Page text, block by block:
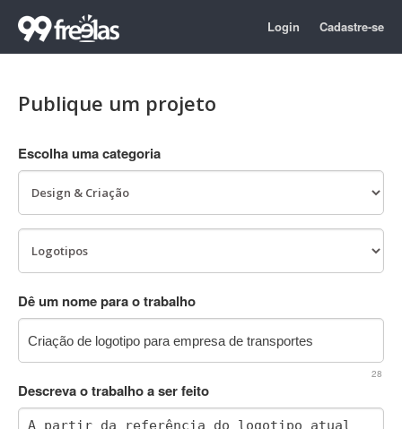
Login Cadastre-se
Publique um projeto
Escolha uma categoria
Dê um nome para o trabalho
28
Descreva o trabalho a ser feito